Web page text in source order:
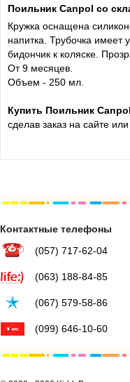
Поильник Canpol со
Кружка оснащена
напитка. Трубочка имеет
бидончик к коляске.
От 9 месяцев.
Объем - 250 мл.
Купить Поильник
сделав заказ на сайте
Контактные телефоны
(057) 717-62-04
(063) 188-84-85
(067) 579-58-86
(099) 646-10-60